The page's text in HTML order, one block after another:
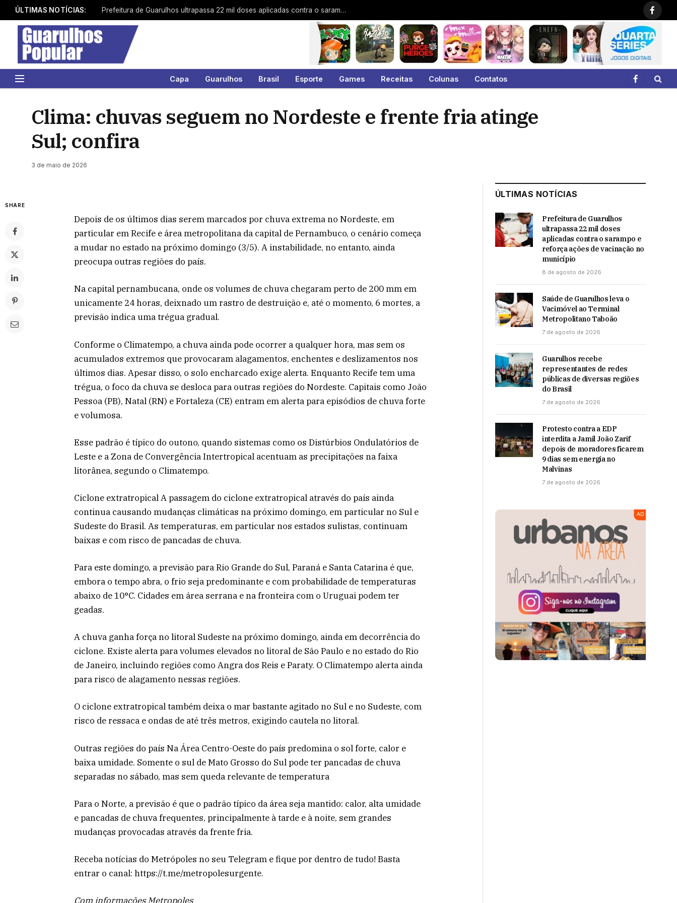
ÚLTIMAS NOTÍCIAS: Prefeitura de Guarulhos ultrapassa 22 mil doses aplicadas contra o sarampo e reforça ações de vacinação no município
Capa Guarulhos Brasil Esporte Games Receitas Colunas Contatos
Facebook
Clima: chuvas seguem no Nordeste e frente fria atinge
Sul; confira
3 de maio de 2026
SHARE
Depois de os últimos dias serem marcados por chuva extrema no Nordeste, em
particular em Recife e área metropolitana da capital de Pernambuco, o cenário começa
a mudar no estado na próximo domingo (3/5). A instabilidade, no entanto, ainda
preocupa outras regiões do país.
Na capital pernambucana, onde os volumes de chuva chegaram perto de 200 mm em
unicamente 24 horas, deixnado um rastro de destruição e, até o momento, 6 mortes, a
previsão indica uma trégua gradual.
Conforme o Climatempo, a chuva ainda pode ocorrer a qualquer hora, mas sem os
acumulados extremos que provocaram alagamentos, enchentes e deslizamentos nos
últimos dias. Apesar disso, o solo encharcado exige alerta. Enquanto Recife tem uma
trégua, o foco da chuva se desloca para outras regiões do Nordeste. Capitais como João
Pessoa (PB), Natal (RN) e Fortaleza (CE) entram em alerta para episódios de chuva forte
e volumosa.
Esse padrão é típico do outono, quando sistemas como os Distúrbios Ondulatórios de
Leste e a Zona de Convergência Intertropical acentuam as precipitações na faixa
litorânea, segundo o Climatempo.
Ciclone extratropical A passagem do ciclone extratropical através do país ainda
continua causando mudanças climáticas na próximo domingo, em particular no Sul e
Sudeste do Brasil. As temperaturas, em particular nos estados sulistas, continuam
baixas e com risco de pancadas de chuva.
Para este domingo, a previsão para Rio Grande do Sul, Paraná e Santa Catarina é que,
embora o tempo abra, o frio seja predominante e com probabilidade de temperaturas
abaixo de 10°C. Cidades em área serrana e na fronteira com o Uruguai podem ter
geadas.
A chuva ganha força no litoral Sudeste na próximo domingo, ainda em decorrência do
ciclone. Existe alerta para volumes elevados no litoral de São Paulo e no estado do Rio
de Janeiro, incluindo regiões como Angra dos Reis e Paraty. O Climatempo alerta ainda
para risco de alagamento nessas regiões.
O ciclone extratropical também deixa o mar bastante agitado no Sul e no Sudeste, com
risco de ressaca e ondas de até três metros, exigindo cautela no litoral.
Outras regiões do país Na Área Centro-Oeste do país predomina o sol forte, calor e
baixa umidade. Somente o sul de Mato Grosso do Sul pode ter pancadas de chuva
separadas no sábado, mas sem queda relevante de temperatura
Para o Norte, a previsão é que o padrão típico da área seja mantido: calor, alta umidade
e pancadas de chuva frequentes, principalmente à tarde e à noite, sem grandes
mudanças provocadas através da frente fria.
Receba notícias do Metrópoles no seu Telegram e fique por dentro de tudo! Basta
entrar o canal: https://t.me/metropolesurgente.
Com informações Metropoles
ÚLTIMAS NOTÍCIAS
Prefeitura de Guarulhos
ultrapassa 22 mil doses
aplicadas contra o sarampo e
reforça ações de vacinação no
município
8 de agosto de 2026
Saúde de Guarulhos leva o
Vacimóvel ao Terminal
Metropolitano Taboão
7 de agosto de 2026
Guarulhos recebe
representantes de redes
públicas de diversas regiões
do Brasil
7 de agosto de 2026
Protesto contra a EDP
interdita a Jamil João Zarif
depois de moradores ficarem
9 dias sem energia no
Malvinas
7 de agosto de 2026